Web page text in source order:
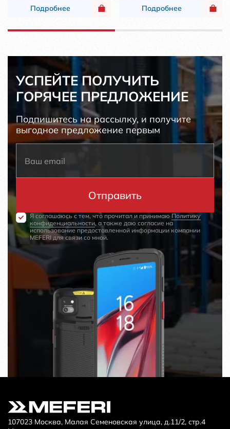
Подробнее Подробнее
УСПЕЙТЕ ПОЛУЧИТЬ
ГОРЯЧЕЕ ПРЕДЛОЖЕНИЕ
Подпишитесь на рассылку, и получите
выгодное предложение первым
Я соглашаюсь с тем, что прочитал и принимаю Политику
конфиденциальности, а также даю согласие на
использование предоставленной информации компании
MEFERI для связи со мной.
107023 Москва, Малая Семеновская улица, д.11/2, стр.4